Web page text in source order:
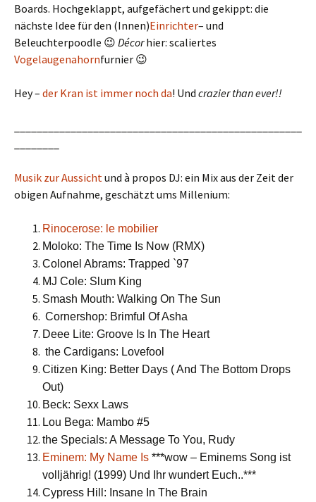
Boards. Hochgeklappt, aufgefächert und gekippt: die
nächste Idee für den (Innen)Einrichter– und
Beleuchterpoodle 😉 Décorhier: scaliertes
Vogelaugenahornfurnier 😉
Hey – der Kran ist immer noch da! Und crazier than ever!!
Musik zur Aussicht und à propos DJ: ein Mix aus der Zeit der
obigen Aufnahme, geschätzt ums Millenium:
Rinocerose: le mobilier
Moloko: The Time Is Now (RMX)
Colonel Abrams: Trapped `97
MJ Cole: Slum King
Smash Mouth: Walking On The Sun
Cornershop: Brimful Of Asha
Deee Lite: Groove Is In The Heart
the Cardigans: Lovefool
Citizen King: Better Days ( And The Bottom Drops
Out)
Beck: Sexx Laws
Lou Bega: Mambo #5
the Specials: A Message To You, Rudy
Eminem: My Name Is ***wow – Eminems Song ist
volljährig! (1999) Und Ihr wundert Euch..***
Cypress Hill: Insane In The Brain